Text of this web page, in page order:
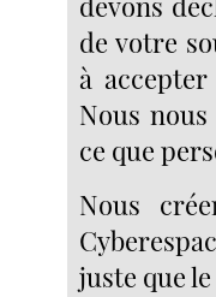
de votre
à
Nous
ce que
Nous
juste que